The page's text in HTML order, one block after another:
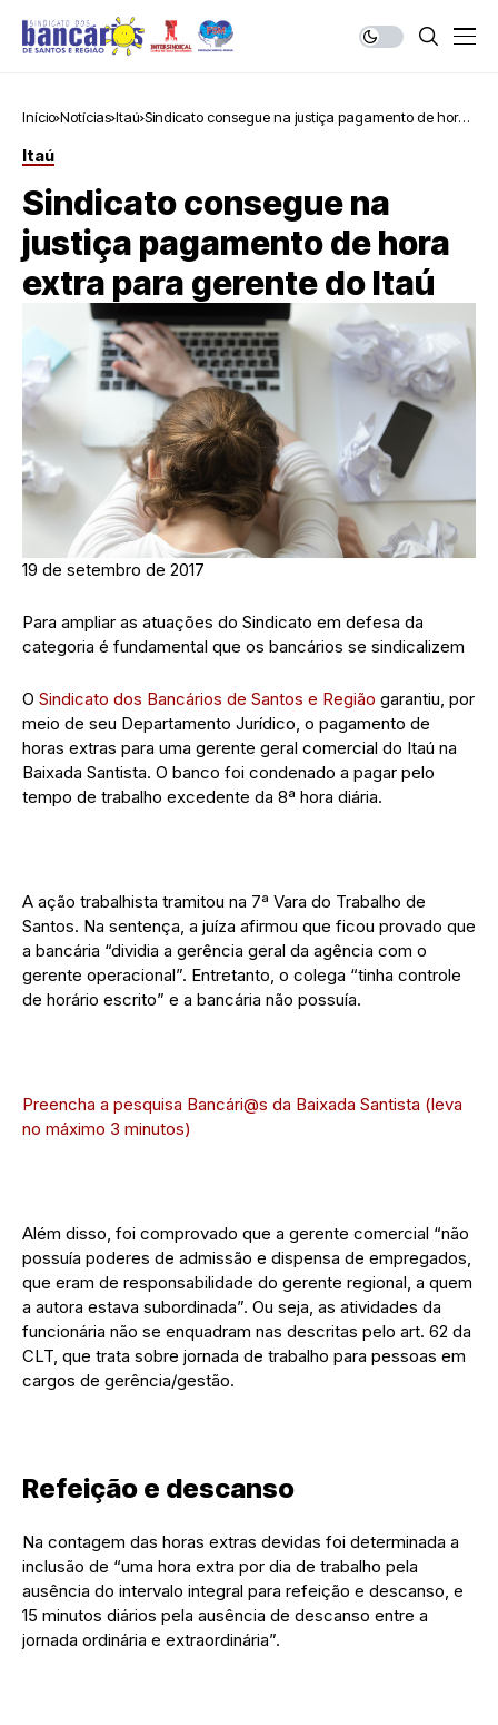
Início Notícias Itaú Sindicato consegue na justiça pagamento de hora
Itaú
Sindicato consegue na
justiça pagamento de hora
extra para gerente do Itaú
19 de setembro de 2017
Para ampliar as atuações do Sindicato em defesa da
categoria é fundamental que os bancários se sindicalizem
O Sindicato dos Bancários de Santos e Região garantiu, por
meio de seu Departamento Jurídico, o pagamento de
horas extras para uma gerente geral comercial do Itaú na
Baixada Santista. O banco foi condenado a pagar pelo
tempo de trabalho excedente da 8ª hora diária.
A ação trabalhista tramitou na 7ª Vara do Trabalho de
Santos. Na sentença, a juíza afirmou que ficou provado que
a bancária “dividia a gerência geral da agência com o
gerente operacional”. Entretanto, o colega “tinha controle
de horário escrito” e a bancária não possuía.
Preencha a pesquisa Bancári@s da Baixada Santista (leva
no máximo 3 minutos)
Além disso, foi comprovado que a gerente comercial “não
possuía poderes de admissão e dispensa de empregados,
que eram de responsabilidade do gerente regional, a quem
a autora estava subordinada”. Ou seja, as atividades da
funcionária não se enquadram nas descritas pelo art. 62 da
CLT, que trata sobre jornada de trabalho para pessoas em
cargos de gerência/gestão.
Refeição e descanso
Na contagem das horas extras devidas foi determinada a
inclusão de “uma hora extra por dia de trabalho pela
ausência do intervalo integral para refeição e descanso, e
15 minutos diários pela ausência de descanso entre a
jornada ordinária e extraordinária”.